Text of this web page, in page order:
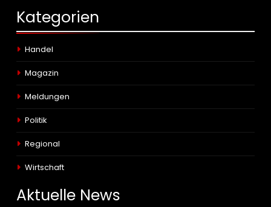
Kategorien
Handel
Magazin
Meldungen
Politik
Regional
Wirtschaft
Aktuelle News